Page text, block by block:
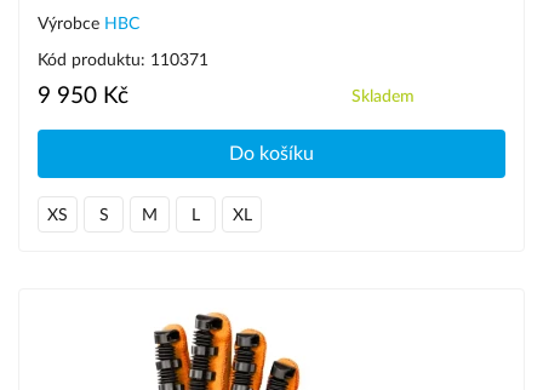
Výrobce HBC
Kód produktu: 110371
9 950 Kč Skladem
Do košíku
XS S M L XL